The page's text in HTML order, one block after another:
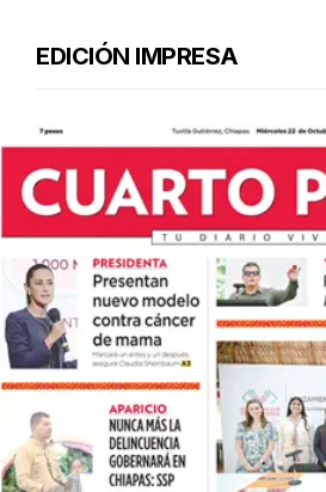
EDICIÓN IMPRESA